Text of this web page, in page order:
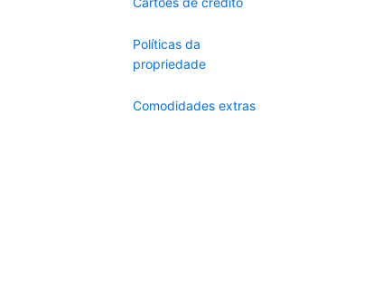
Políticas da
propriedade
Comodidades extras